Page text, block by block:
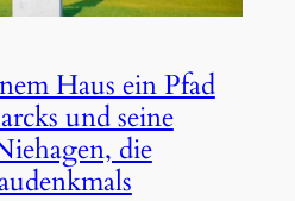
Haus ein Pfad
und seine
die